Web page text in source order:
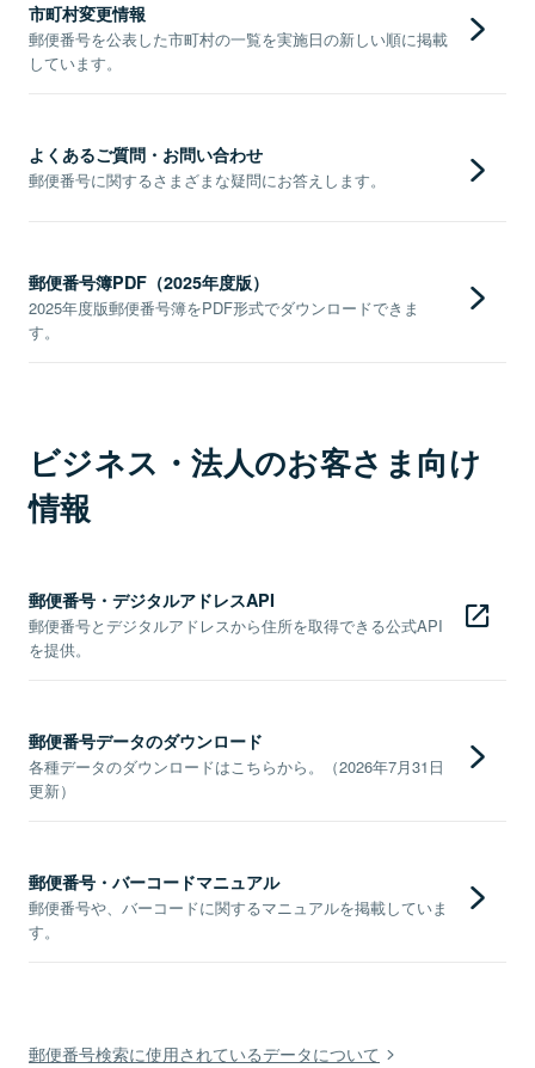
市町村変更情報
郵便番号を公表した市町村の一覧を実施日の新しい順に掲載
しています。
よくあるご質問・お問い合わせ
郵便番号に関するさまざまな疑問にお答えします。
郵便番号簿PDF（2025年度版）
2025年度版郵便番号簿をPDF形式でダウンロードできま
す。
ビジネス・法人のお客さま向け
情報
郵便番号・デジタルアドレスAPI
郵便番号とデジタルアドレスから住所を取得できる公式API
を提供。
郵便番号データのダウンロード
各種データのダウンロードはこちらから。（2026年7月31日
更新）
郵便番号・バーコードマニュアル
郵便番号や、バーコードに関するマニュアルを掲載していま
す。
郵便番号検索に使用されているデータについて